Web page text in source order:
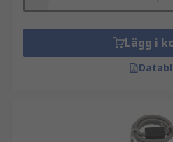
Lägg i